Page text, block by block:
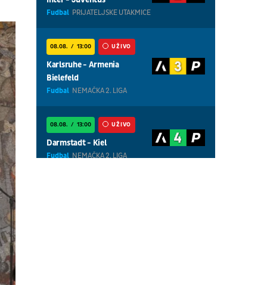
Fudbal PRIJATELJSKE UTAKMICE
08.08. 13:00 UŽIVO
Karlsruhe - Armenia
Bielefeld
Fudbal NEMAČKA 2. LIGA
08.08. 13:00 UŽIVO
Darmstadt - Kiel
Fudbal NEMAČKA 2. LIGA